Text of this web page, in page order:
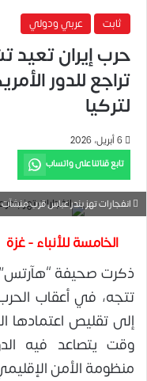
ثابت عربي ودولي
حرب إيران تعيد
تراجع للدور
لتركيا
6 أبريل، 2026
تابع قناتنا على واتساب
انفجارات تهز بندر عباس قرب
الخامسة للأنباء - غزة
ذكرت صحيفة “هآرتس”
تتجه، في أعقاب الحرب
إلى تقليص اعتمادها
وقت يتصاعد فيه
منظومة الأمن